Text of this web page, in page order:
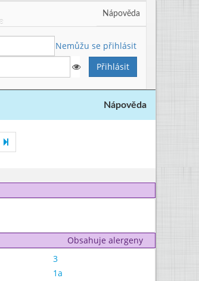
Nápověda
Nemůžu se přihlásit
Nápověda
Obsahuje alergeny
3
1a